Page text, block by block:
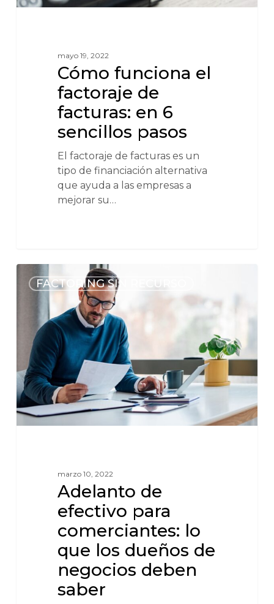
mayo 19, 2022
Cómo funciona el
factoraje de
facturas: en 6
sencillos pasos
El factoraje de facturas es un
tipo de financiación alternativa
que ayuda a las empresas a
mejorar su…
FACTORING SIN RECURSO
marzo 10, 2022
Adelanto de
efectivo para
comerciantes: lo
que los dueños de
negocios deben
saber